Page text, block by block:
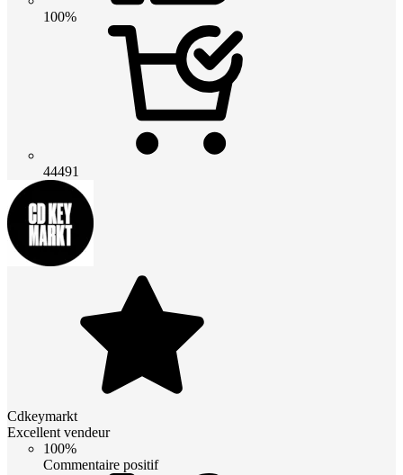
100%
44491
Cdkeymarkt
Excellent vendeur
100%
Commentaire positif